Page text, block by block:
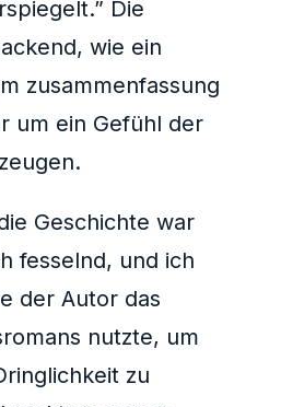
Die
wie ein
zusammenfassung
um ein Gefühl der
Geschichte war
fesselnd, und ich
der Autor das
nutzte, um
zu